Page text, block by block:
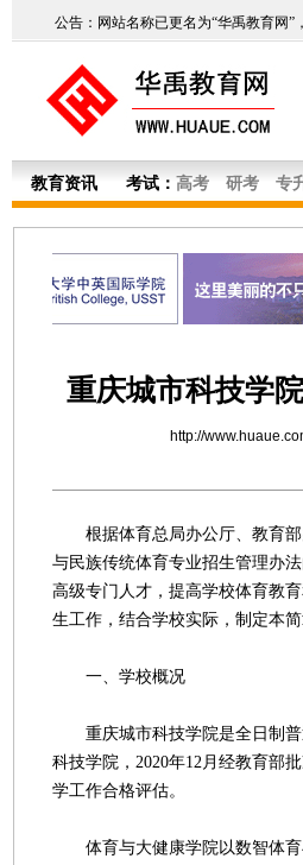
公告：网站名称已更名为“华禹教育网”
教育资讯 考试： 高考 研考 专
重庆城市科技学
http://
根据体育总局办公厅、教育部
与民族传统体育专业招生管理办
高级专门人才，提高学校体育教
生工作，结合学校实际，制定本简
一、学校概况
重庆城市科技学院是全日制普
科技学院，2020年12月经教育部
学工作合格评估。
体育与大健康学院以数智体育